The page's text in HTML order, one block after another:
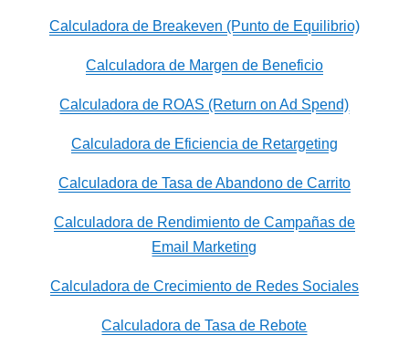
Calculadora de Breakeven (Punto de Equilibrio)
Calculadora de Margen de Beneficio
Calculadora de ROAS (Return on Ad Spend)
Calculadora de Eficiencia de Retargeting
Calculadora de Tasa de Abandono de Carrito
Calculadora de Rendimiento de Campañas de
Email Marketing
Calculadora de Crecimiento de Redes Sociales
Calculadora de Tasa de Rebote